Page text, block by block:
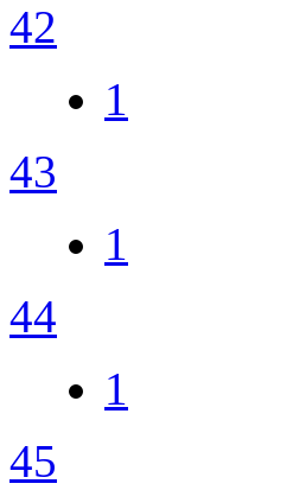
42
1
43
1
44
1
45